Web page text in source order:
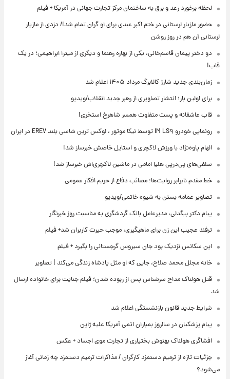
لحظه برخورد رعد و برق به ساختمان مرکز تجارت جهانی در آمریکا + فیلم
حضور مازیار لرستانی در ختم اکبر عبدی برای او گران تمام شد!/ دزدی از مازیار
لرستانی آن هم در روز روشن
دو دختر پیمان قاسم‌خانی، یکی از بهاره رهنما و دیگری از میترا ابراهیمی؛ در یک
قاب!
زمان‌بندی جدید شارژ کالابرگ مرداد ۱۴۰۵ اعلام شد
برای اولین بار؛ انتشار تصاویری از رهبر جدید انقلاب/ویدیو
قاب عاشقانه و پست متفاوت همسر شاهرخ استخری!
رونمایی خودرو IM LS۹ توسط نیکا موتور ، لوکس ترین شاسی بلند EREV در ایران
الهام پاوه‌نژاد با ورزش لاکچری و استایل خاصش خبرساز شد!
سلفی‌های پی‌درپی هلیا امامی در ماشین لاکچری‌اش خبرساز شد!
خط مقدم نابرابر روایت‌ها؛ مصائب دفاع از حریم افکار عمومی
تصاویر عمامه بستن به شیوه خاتمی/ویدیو
پیام دکتر بیگدلی، مدیرعامل بانک گردشگری به مناسبت روز خبرنگار
ترفند عجیب این زن برای ماهیگیری، موجب حیرت کاربران شد+ فیلم
این سکانس نزدیک بود جان سیروس گرجستانی را بگیرد + فیلم
خانه مجلل محمد صلاح، جایی که او مثل پادشاه زندگی می‌کند | تصاویر
قتل هولناک مداح سرشناس پس از ربوده شدن؛ فیلم جنایت برای خانواده ارسال
شد
شرایط جدید قانون بازنشستگی اعلام شد
پیام پزشکیان در سالروز بمباران اتمی آمریکا علیه ژاپن
افشاگری هولناک بهنوش بختیاری از تجارت موی اجساد + عکس
جزئیات تازه از ترمیم دستمزد کارگران / مذاکرات ترمیم دستمزد چه زمانی آغاز
می‌شود؟